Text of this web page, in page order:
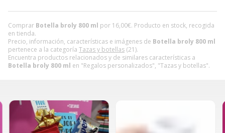
Comprar Botella broly 800 ml por 16,00€. Producto en stock, recogida
en tienda.
Precio, información, características e imágenes de Botella broly 800 ml
pertenece a la categoría Tazas y botellas (21).
Encuentra productos relacionados y de similares características a
Botella broly 800 ml en "Regalos personalizados", "Tazas y botellas".